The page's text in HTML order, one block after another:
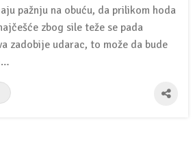
pažnju na obuću, da prilikom hoda
zbog sile teže se pada
zadobije udarac, to može da bude